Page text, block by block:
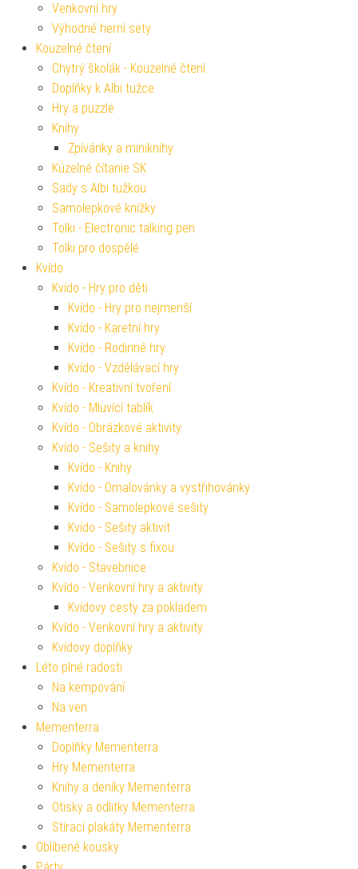
Venkovní hry
Výhodné herní sety
Kouzelné čtení
Chytrý školák - Kouzelné čtení
Doplňky k Albi tužce
Hry a puzzle
Knihy
Zpívánky a miniknihy
Kúzelné čítanie SK
Sady s Albi tužkou
Samolepkové knížky
Tolki - Electronic talking pen
Tolki pro dospělé
Kvído
Kvído - Hry pro děti
Kvído - Hry pro nejmenší
Kvído - Karetní hry
Kvído - Rodinné hry
Kvído - Vzdělávací hry
Kvído - Kreativní tvoření
Kvído - Mluvící tablík
Kvído - Obrázkové aktivity
Kvído - Sešity a knihy
Kvído - Knihy
Kvído - Omalovánky a vystřihovánky
Kvído - Samolepkové sešity
Kvído - Sešity aktivit
Kvído - Sešity s fixou
Kvído - Stavebnice
Kvído - Venkovní hry a aktivity
Kvídovy cesty za pokladem
Kvído - Venkovní hry a aktivity
Kvídovy doplňky
Léto plné radosti
Na kempování
Na ven
Mementerra
Doplňky Mementerra
Hry Mementerra
Knihy a deníky Mementerra
Otisky a odlitky Mementerra
Stírací plakáty Mementerra
Oblíbené kousky